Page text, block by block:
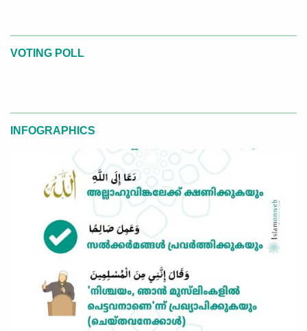
VOTING POLL
INFOGRAPHICS